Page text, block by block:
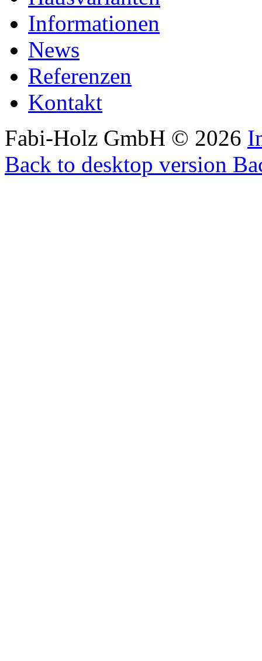
Informationen
News
Referenzen
Kontakt
Fabi-Holz GmbH © 2026
Back to desktop version